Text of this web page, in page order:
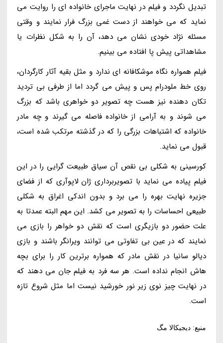
تبدیل نگردد و فیلم در نهایت ماجرای خانواده ای را روایت می
نماید که می خواهند از دست غمی بزرگ فرار نمایند و وقتی
مسئله نژاد خودی نشان می دهد، آن را به شکل نظرات یا
مشاهداتی پیش پا افتاده می بینیم.
فیلم همواره نگاه موشکافانه ای ندارد و مثل بقیه آثار کارگردان،
روی خط ملودرام پس و پیش می گردد اما از طرفی بی تردید
تکان دهنده نیز هست چه تصویر دو خواهری باشد که بزرگ
می شوند و به آرامی از خانواده فاصله می گیرند و چه مادر
خانواده که اشتباهات بزرگی را که در گذشته مرتکب شده است،
قبول می نماید.
کورسینی به شکلی بی نقص آن سیاق طبیعت گرایی را در این
فیلم پیاده می نماید با تصویربرداری ژان لاپوآری که از فضای
جزیره نهایت بهره را می برد و بدون اندکی اغراق به شکلی
طبیعی احساسات را به تصویر می کشد. این مهم البته عمدتا به
علت حضور دو بازیگری است که نقش دو خواهر را بازی می
نمایند که در عین بی تفاوتی می توانند ویرانگر باشند و بازی
دیالو سانیا در نقش مادر که همواره برترین کار را برای بچه
هاش انجام نداده است. هر سه فرد به فیلم جان می دهند که
در نهایت چیز نوی زیر نور خورشید نیست اما مثل شروع تازه
است.
منبع: دیجیکالا مگ